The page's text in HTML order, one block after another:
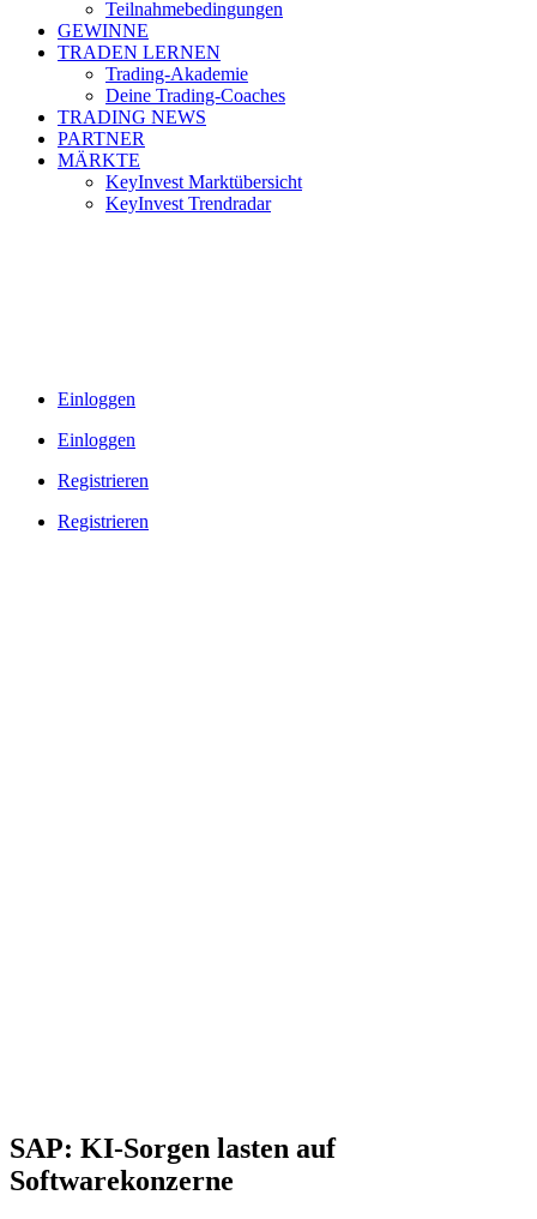
Teilnahmebedingungen
GEWINNE
TRADEN LERNEN
Trading-Akademie
Deine Trading-Coaches
TRADING NEWS
PARTNER
MÄRKTE
KeyInvest Marktübersicht
KeyInvest Trendradar
Einloggen
Einloggen
Registrieren
Registrieren
SAP: KI-Sorgen lasten auf
Softwarekonzerne